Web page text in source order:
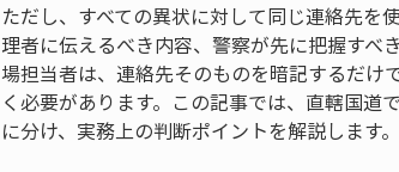
ただし、すべての異状に対して同じ連絡先を
理者に伝えるべき内容、警察が先に把握すべ
場担当者は、連絡先そのものを暗記するだ
く必要があります。この記事では、直轄国
に分け、実務上の判断ポイントを解説します。